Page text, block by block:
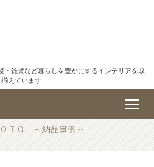
・雑貨など暮らしを豊かにするインテリアを取
揃えています
ＴＯ ～納品事例～